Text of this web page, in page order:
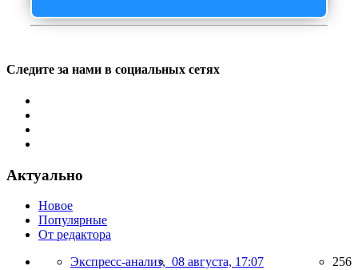
Следите за нами в социальных сетях
Актуально
Новое
Популярные
От редактора
Экспресс-анализ, 08 августа, 17:07 256